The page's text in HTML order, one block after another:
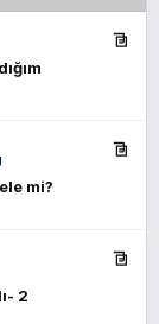
mi?
2